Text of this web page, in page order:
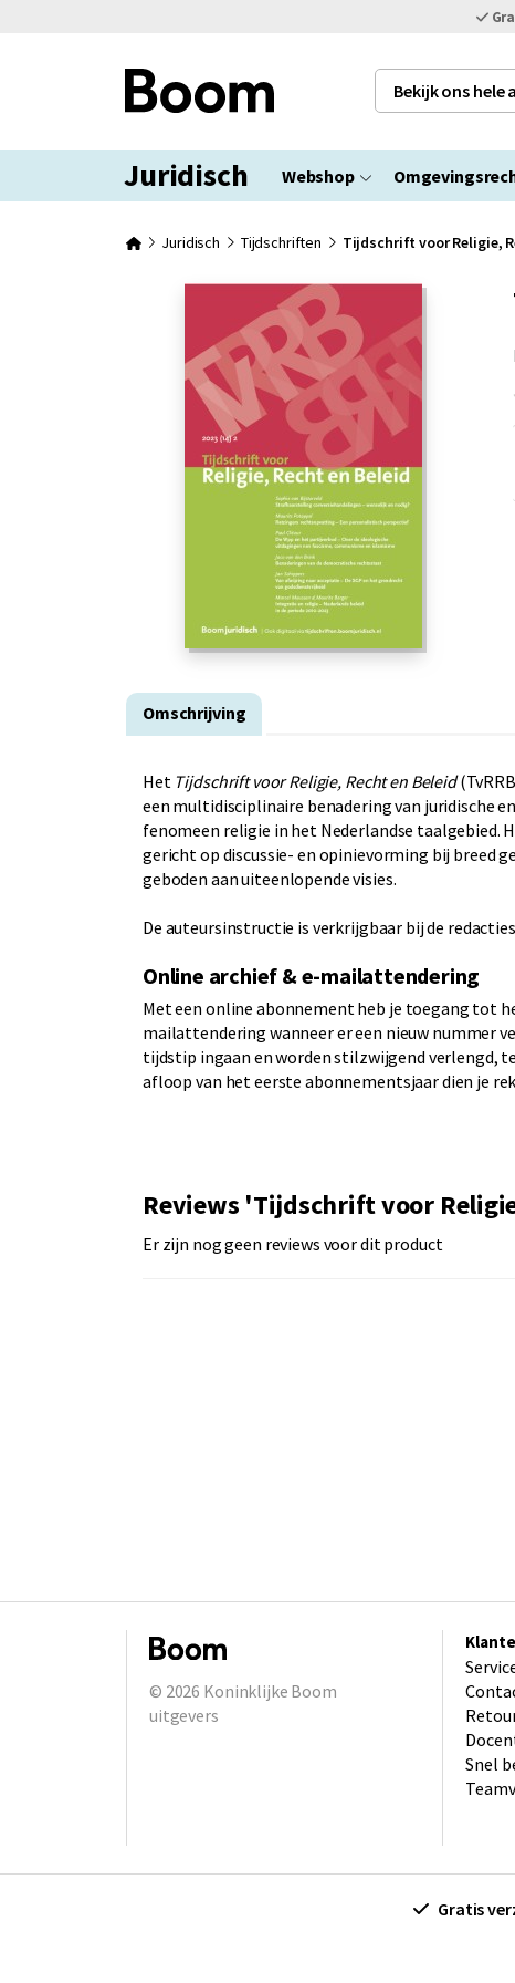
Bekijk ons hele
Juridisch Webshop
Juridisch Tijdschriften Tijdschrift voor Religie,
Omschrijving
HetTijdschrift voor Religie, Recht en Beleid
een multidisciplinaire benadering van juridische
fenomeen religie in het Nederlandse
gericht op discussie- en opinievorming bij breed
geboden aan uiteenlopende visies.
De auteursinstructie is verkrijgbaar bij de
Online archief & e-mailattendering
Met een online abonnement heb je toegang tot
mailattendering wanneer er een nieuw nummer
tijdstip ingaan en worden stilzwijgend verlengd,
afloop van het eerste abonnementsjaar dien je
Reviews 'Tijdschrift voor
Er zijn nog geen reviews voor dit product
© 2026 Koninklijke Boom
uitgevers
Snel
Gratis